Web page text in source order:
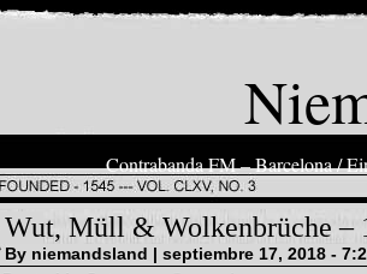
Contrabanda FM – Barcelona /
Wut, Müll & Wolkenbrüche –
By niemandsland | septiembre 17, 2018 -